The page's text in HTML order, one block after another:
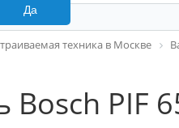
техника в Москве
PIF
Да